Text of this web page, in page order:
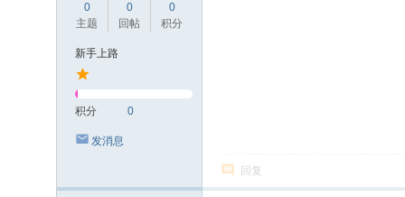
0
主题
0
回帖
0
积分
新手上路
积分 0
发消息
回复